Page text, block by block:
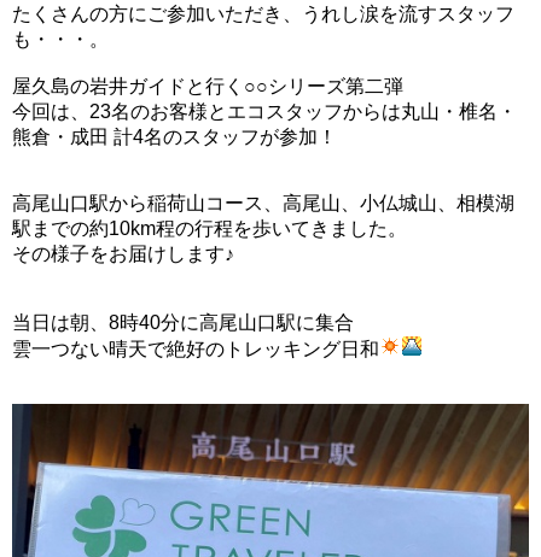
たくさんの方にご参加いただき、うれし涙を流すスタッフ
も・・・。
屋久島の岩井ガイドと行く○○シリーズ第二弾
今回は、23名のお客様とエコスタッフからは丸山・椎名・
熊倉・成田 計4名のスタッフが参加！
高尾山口駅から稲荷山コース、高尾山、小仏城山、相模湖
駅までの約10km程の行程を歩いてきました。
その様子をお届けします♪
当日は朝、8時40分に高尾山口駅に集合
雲一つない晴天で絶好のトレッキング日和